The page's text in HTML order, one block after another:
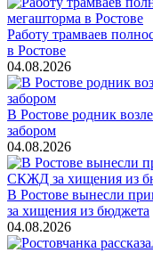
Работу трамваев
в Ростове
04.08.2026
В Ростове родник
забором
04.08.2026
В Ростове вынесли
за хищения из бюджета
04.08.2026